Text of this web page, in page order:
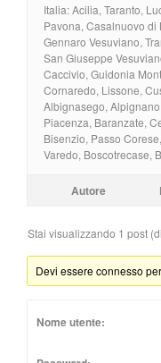
Italia: Acilia, Taranto,
Pavona, Casalnuovo di
Gennaro Vesuviano,
San Giuseppe
Caccivio, Guidonia
Cornaredo, Lissone,
Albignasego,
Piacenza, Baranzate,
Bisenzio, Passo
Varedo, Boscotrecase,
Autore
Stai visualizzando 1 post
Devi essere connesso
Nome utente: